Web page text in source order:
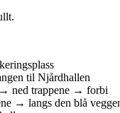
til Njårdhallen
ned trappene → forbi
→ langs den blå